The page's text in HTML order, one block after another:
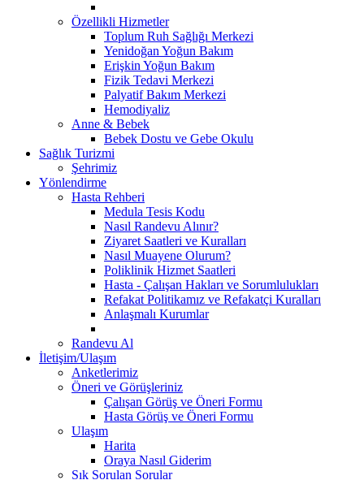
Özellikli Hizmetler
Toplum Ruh Sağlığı Merkezi
Yenidoğan Yoğun Bakım
Erişkin Yoğun Bakım
Fizik Tedavi Merkezi
Palyatif Bakım Merkezi
Hemodiyaliz
Anne & Bebek
Bebek Dostu ve Gebe Okulu
Sağlık Turizmi
Şehrimiz
Yönlendirme
Hasta Rehberi
Medula Tesis Kodu
Nasıl Randevu Alınır?
Ziyaret Saatleri ve Kuralları
Nasıl Muayene Olurum?
Poliklinik Hizmet Saatleri
Hasta - Çalışan Hakları ve Sorumlulukları
Refakat Politikamız ve Refakatçi Kuralları
Anlaşmalı Kurumlar
Randevu Al
İletişim/Ulaşım
Anketlerimiz
Öneri ve Görüşleriniz
Çalışan Görüş ve Öneri Formu
Hasta Görüş ve Öneri Formu
Ulaşım
Harita
Oraya Nasıl Giderim
Sık Sorulan Sorular